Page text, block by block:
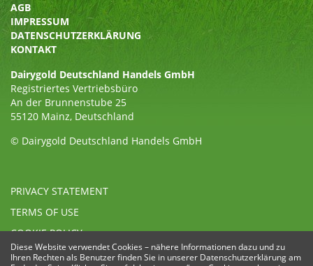
Diese Website verwendet Cookies – nähere Informationen dazu und zu
Ihren Rechten als Benutzer finden Sie in unserer Datenschutzerklärung am
AGB
IMPRESSUM
DATENSCHUTZERKLÄRUNG
KONTAKT
Dairygold Deutschland Handels GmbH
Registriertes Vertriebsbüro
An der Brunnenstube 25
55120 Mainz, Deutschland
© Dairygold Deutschland Handels GmbH
PRIVACY STATEMENT
TERMS OF USE
COOKIE POLICY
ETHICAL, MODERN SLAVERY & HUMAN TRAFFICKING
STATEMENT